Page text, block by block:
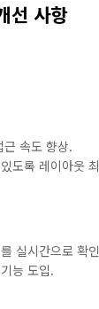
선 사항
속도 향상.
도록 레이아웃
실시간으로 확
능 도입.